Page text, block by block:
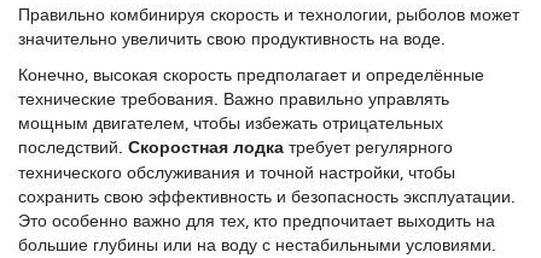
Правильно комбинируя скорость и технологии, рыболов может
значительно увеличить свою продуктивность на воде.
Конечно, высокая скорость предполагает и определённые
технические требования. Важно правильно управлять
мощным двигателем, чтобы избежать отрицательных
последствий. Скоростная лодка требует регулярного
технического обслуживания и точной настройки, чтобы
сохранить свою эффективность и безопасность эксплуатации.
Это особенно важно для тех, кто предпочитает выходить на
большие глубины или на воду с нестабильными условиями.